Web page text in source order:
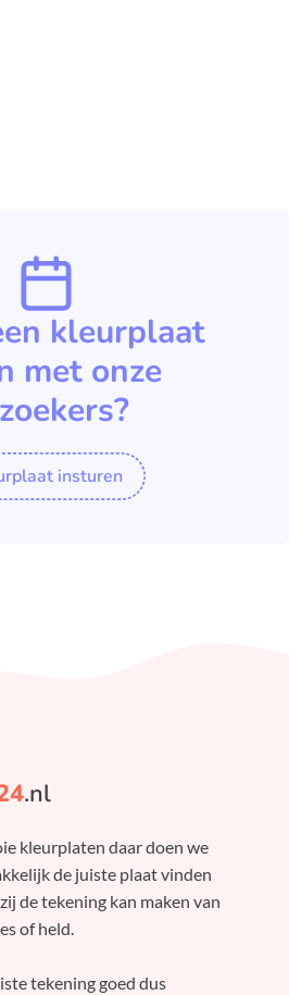
kleurplaat
met onze
insturen
.nl
kleurplaten daar doen we
de juiste plaat vinden
de tekening kan maken van
of held.
tekening goed dus